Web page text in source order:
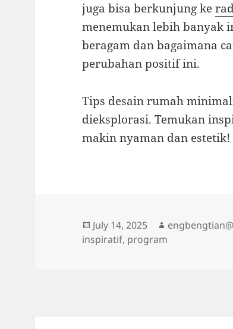
juga bisa berkunjung ke
menemukan lebih banyak
beragam dan bagaimana
perubahan positif ini.
Tips desain rumah
dieksplorasi. Temukan
makin nyaman dan estetik!
Posted
on
July 14, 2025 Author
inspiratif, program